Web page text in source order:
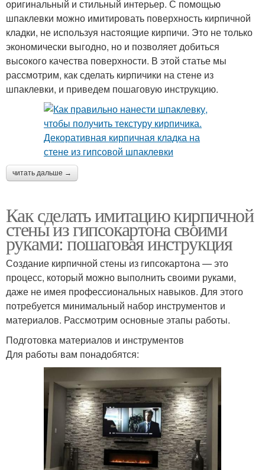
оригинальный и стильный интерьер. С помощью
шпаклевки можно имитировать поверхность кирпичной
кладки, не используя настоящие кирпичи. Это не только
экономически выгодно, но и позволяет добиться
высокого качества поверхности. В этой статье мы
рассмотрим, как сделать кирпичики на стене из
шпаклевки, и приведем пошаговую инструкцию.
читать дальше →
Как сделать имитацию кирпичной
стены из гипсокартона своими
руками: пошаговая инструкция
Создание кирпичной стены из гипсокартона — это
процесс, который можно выполнить своими руками,
даже не имея профессиональных навыков. Для этого
потребуется минимальный набор инструментов и
материалов. Рассмотрим основные этапы работы.
Подготовка материалов и инструментов
Для работы вам понадобятся: